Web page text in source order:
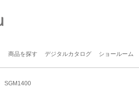
商品を探す デジタルカタログ ショールーム
SGM1400